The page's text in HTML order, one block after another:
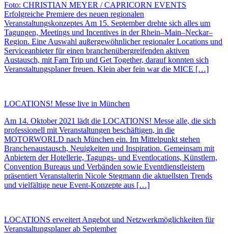
Foto: CHRISTIAN MEYER / CAPRICORN EVENTS
Erfolgreiche Premiere des neuen regionalen
Veranstaltungskonzeptes Am 15. September drehte sich alles um
Tagungen, Meetings und Incentives in der Rhein–Main–Neckar–
Region. Eine Auswahl außergewöhnlicher regionaler Locations und
Serviceanbieter für einen branchenübergreifenden aktiven
Austausch, mit Fam Trip und Get Together, darauf konnten sich
Veranstaltungsplaner freuen. Klein aber fein war die MICE […]
LOCATIONS! Messe live in München
Am 14. Oktober 2021 lädt die LOCATIONS! Messe alle, die sich
professionell mit Veranstaltungen beschäftigen, in die
MOTORWORLD nach München ein. Im Mittelpunkt stehen
Branchenaustausch, Neuigkeiten und Inspiration. Gemeinsam mit
Anbietern der Hotellerie, Tagungs- und Eventlocations, Künstlern,
Convention Bureaus und Verbänden sowie Eventdienstleistern
präsentiert Veranstalterin Nicole Stegmann die aktuellsten Trends
und vielfältige neue Event-Konzepte aus […]
LOCATIONS erweitert Angebot und Netzwerkmöglichkeiten für
Veranstaltungsplaner ab September